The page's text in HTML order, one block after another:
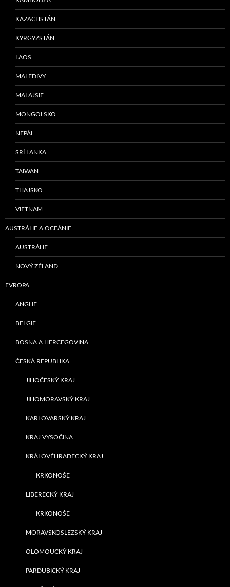
KAZACHSTÁN
KYRGYZSTÁN
LAOS
MALEDIVY
MALAJSIE
MONGOLSKO
NEPÁL
SRÍ LANKA
TAIWAN
THAJSKO
VIETNAM
AUSTRÁLIE A OCEÁNIE
AUSTRÁLIE
NOVÝ ZÉLAND
EVROPA
ANGLIE
BELGIE
BOSNA A HERCEGOVINA
ČESKÁ REPUBLIKA
JIHOČESKÝ KRAJ
JIHOMORAVSKÝ KRAJ
KARLOVARSKÝ KRAJ
KRAJ VYSOČINA
KRÁLOVÉHRADECKÝ KRAJ
KRKONOŠE
LIBERECKÝ KRAJ
KRKONOŠE
MORAVSKOSLEZSKÝ KRAJ
OLOMOUCKÝ KRAJ
PARDUBICKÝ KRAJ